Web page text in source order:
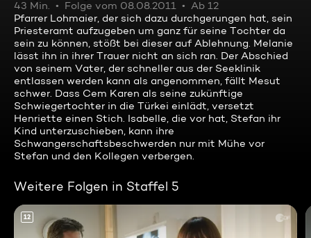
43 Min. Folge vom 08.08.2011
Ab 12
Pfarrer Lohmaier, der sich dazu durchgerungen hat, sein
Priesteramt aufzugeben um ganz für seine Tochter da
sein zu können, stößt bei dieser auf Ablehnung. Melanie
lässt ihn in ihrer Trauer nicht an sich ran. Der Abschied
von seinem Vater, der schneller aus der Seeklinik
entlassen werden kann als angenommen, fällt Mesut
schwer. Dass Cem Karen als seine zukünftige
Schwiegertochter in die Türkei einlädt, versetzt
Henriette einen Stich. Isabelle, die vor hat, Stefan ihr
Kind unterzuschieben, kann ihre
Schwangerschaftsbeschwerden nur mit Mühe vor
Stefan und den Kollegen verbergen.
Weitere Folgen in Staffel 5
12